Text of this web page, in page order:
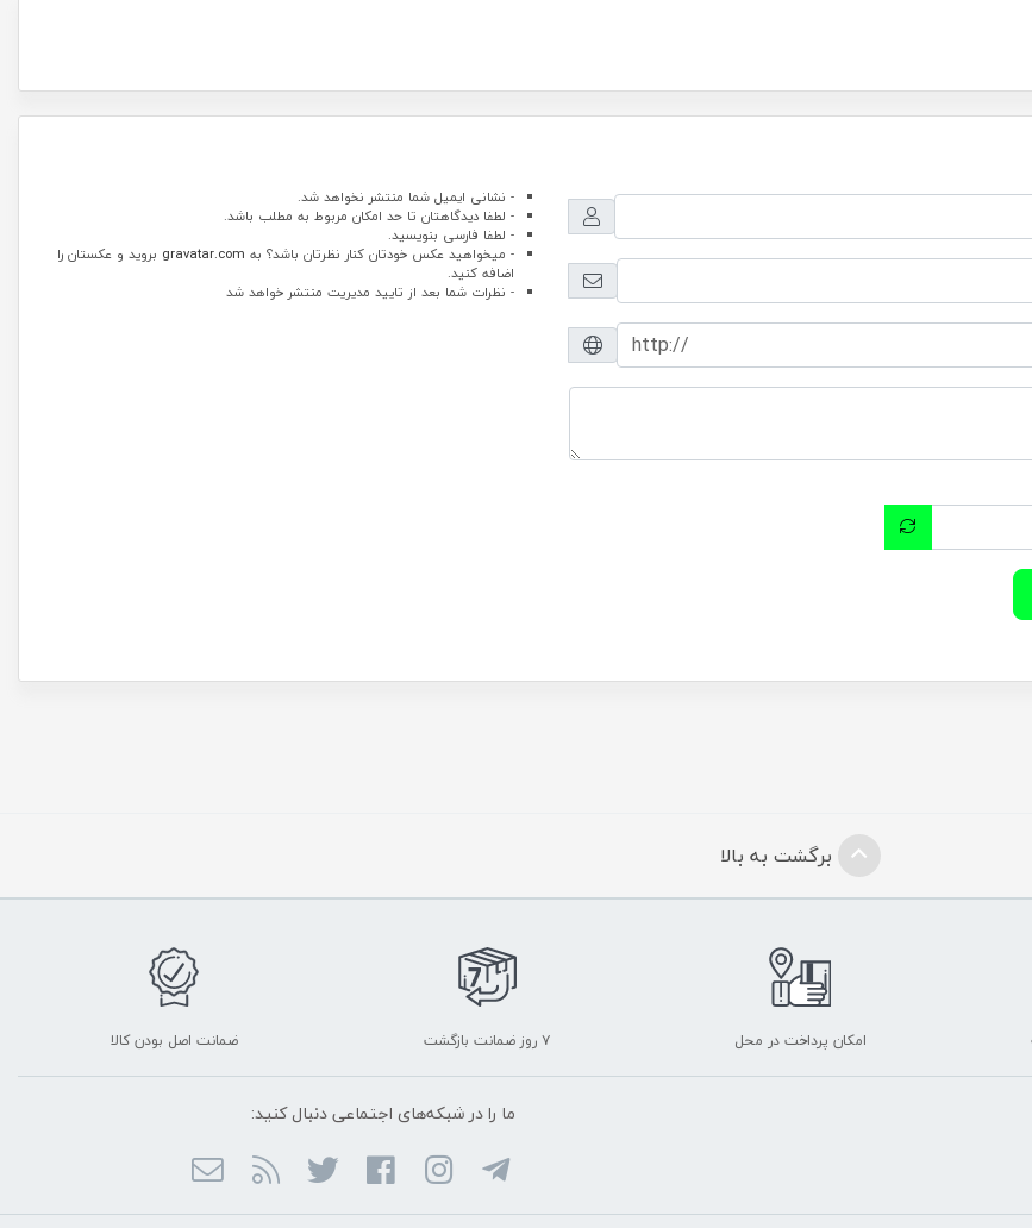
- نشانی ایمیل شما منتشر نخواهد شد.
- لطفا دیدگاهتان تا حد امکان مربوط به مطلب باشد.
- لطفا فارسی بنویسید.
- میخواهید عکس خودتان کنار نظرتان باشد؟ به gravatar.com بروید و عکستان را
اضافه کنید.
- نظرات شما بعد از تایید مدیریت منتشر خواهد شد
برگشت به بالا
امکان پرداخت در محل ۷ روز ضمانت بازگشت ضمانت اصل بودن کالا
ما را در شبکه‌های اجتماعی دنبال کنید: